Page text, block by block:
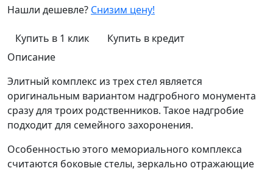
Нашли дешевле? Снизим цену!
Купить в 1 клик
Купить в кредит
Описание
Элитный комплекс из трех стел является
оригинальным вариантом надгробного монумента
сразу для троих родственников. Такое надгробие
подходит для семейного захоронения.
Особенностью этого мемориального комплекса
считаются боковые стелы, зеркально отражающие